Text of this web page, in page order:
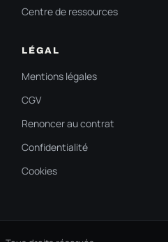
Centre de ressources
LÉGAL
Mentions légales
CGV
Renoncer au contrat
Confidentialité
Cookies